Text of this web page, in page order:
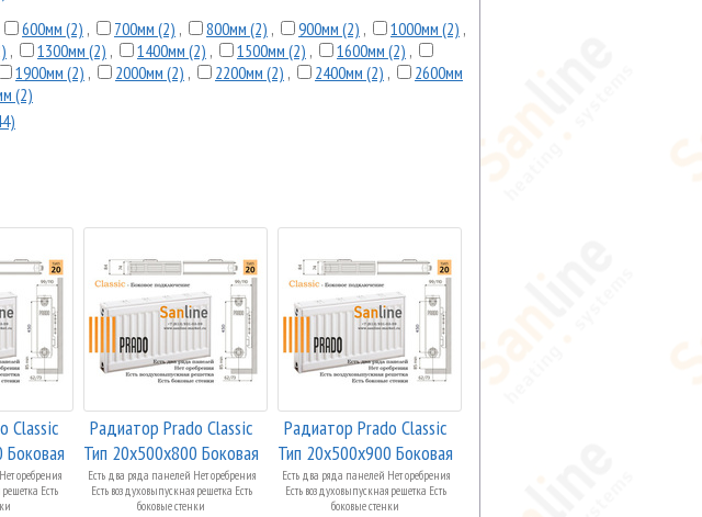
600мм (2) , 700мм (2) , 800мм (2) , 900мм (2) , 1000мм (2) ,
, 1300мм (2) , 1400мм (2) , 1500мм (2) , 1600мм (2) ,
1900мм (2) , 2000мм (2) , 2200мм (2) , 2400мм (2) ,
2600мм
(2)
Classic
оребрения
Есть
Радиатор Prado Classic
Тип 20x500x800 Боковая
п...
Есть два ряда панелей Нет оребрения
Есть воздуховыпускная решетка Есть
боковые стенки
Радиатор Prado Classic
Тип 20x500x900 Боковая
п...
Есть два ряда панелей Нет оребрения
Есть воздуховыпускная решетка Есть
боковые стенки